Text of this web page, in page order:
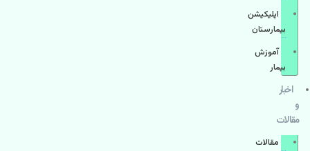
اپليكيشن
بيمارستان
آموزش
بیمار
اخبار
و
مقالات
مقالات